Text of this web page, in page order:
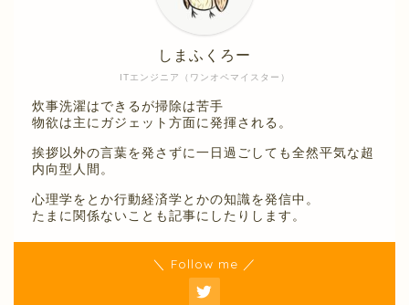
ITエンジニア（ワンオペマイスター）
しまふくろー
炊事洗濯はできるが掃除は苦手
物欲は主にガジェット方面に発揮される。
挨拶以外の言葉を発さずに一日過ごしても全然平気な超
内向型人間。
心理学をとか行動経済学とかの知識を発信中。
たまに関係ないことも記事にしたりします。
＼ Follow me ／